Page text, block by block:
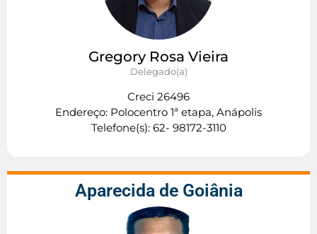
Gregory Rosa Vieira
Delegado(a)
Creci 26496
Endereço: Polocentro 1ª etapa, Anápolis
Telefone(s): 62- 98172-3110
Aparecida de Goiânia